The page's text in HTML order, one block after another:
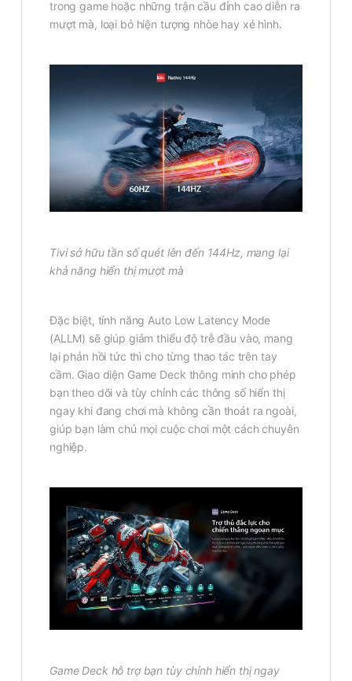
trong game hoặc những trận cầu đỉnh cao diễn ra
mượt mà, loại bỏ hiện tượng nhòe hay xé hình.
Tivi sở hữu tần số quét lên đến 144Hz, mang lại
khả năng hiển thị mượt mà
Đặc biệt, tính năng Auto Low Latency Mode
(ALLM) sẽ giúp giảm thiểu độ trễ đầu vào, mang
lại phản hồi tức thì cho từng thao tác trên tay
cầm. Giao diện Game Deck thông minh cho phép
bạn theo dõi và tùy chỉnh các thông số hiển thị
ngay khi đang chơi mà không cần thoát ra ngoài,
giúp bạn làm chủ mọi cuộc chơi một cách chuyên
nghiệp.
Game Deck hỗ trợ bạn tùy chỉnh hiển thị ngay